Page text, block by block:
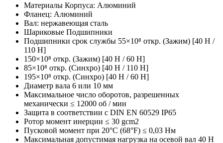
Материалы Корпуса: Алюминий
Фланец: Алюминий
Вал: нержавеющая сталь
Шариковые Подшипники
Подшипники срок службы 55×10⁸ откр. (Зажим) [40 Н /
110 Н]
150×10⁸ откр. (Зажим) [40 Н / 60 Н]
85×10⁸ откр. (Синхро) [40 Н / 110 Н]
195×10⁸ откр. (Синхро) [40 Н / 60 Н]
Диаметр вала 6 или 10 мм
Максимальное число оборотов, разрешенных
механически ≤ 12000 об / мин
Защита в соответствии с DIN EN 60529 IP65
Ротор момент инерции ≤ 30 gcm2
Пусковой момент при 20°C (68°F) ≤ 0,03 Нм
Максимальная допустимая нагрузка на осевой вал 40 Н